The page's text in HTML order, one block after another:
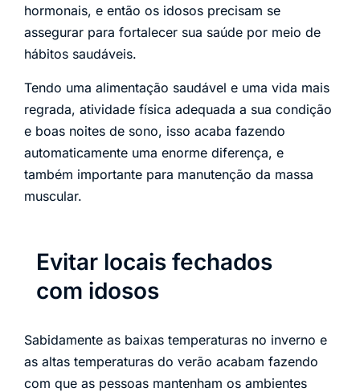
hormonais, e então os idosos precisam se
assegurar para fortalecer sua saúde por meio de
hábitos saudáveis.
Tendo uma alimentação saudável e uma vida mais
regrada, atividade física adequada a sua condição
e boas noites de sono, isso acaba fazendo
automaticamente uma enorme diferença, e
também importante para manutenção da massa
muscular.
Evitar locais fechados
com idosos
Sabidamente as baixas temperaturas no inverno e
as altas temperaturas do verão acabam fazendo
com que as pessoas mantenham os ambientes